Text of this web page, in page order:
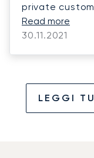
private customer To order a Private
I’m very impressed With the
excellence in execution
Read more
30.11.2021
LEGGI